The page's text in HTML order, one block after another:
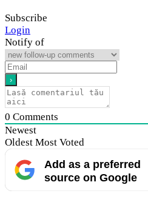
Subscribe
Login
Notify of
0 Comments
Newest
Oldest Most Voted
Add as a preferred
source on Google